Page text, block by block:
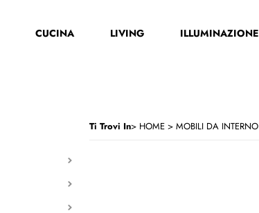
CUCINA LIVING ILLUMINAZIONE
Ti Trovi In HOME MOBILI DA INTERNO